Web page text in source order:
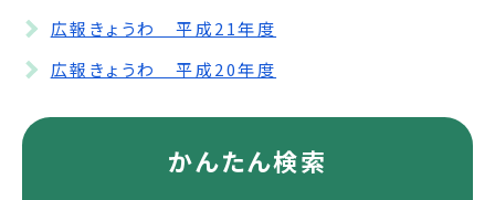
広報きょうわ 平成21年度
広報きょうわ 平成20年度
かんたん検索